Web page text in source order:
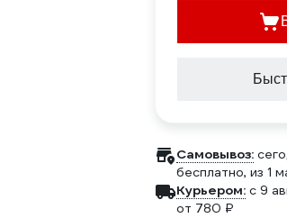
Самовывоз:
бесплатно, из 1
Курьером: c 9
от 780 ₽